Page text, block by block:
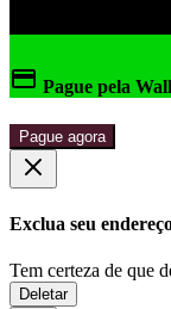
Pague pela
Pague agora
Exclua seu
Tem certeza de que
Deletar